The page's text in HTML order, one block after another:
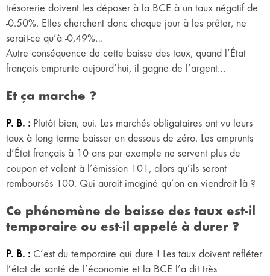
trésorerie doivent les déposer à la BCE à un taux négatif de
-0.50%. Elles cherchent donc chaque jour à les prêter, ne
serait-ce qu’à -0,49%…
Autre conséquence de cette baisse des taux, quand l’État
français emprunte aujourd’hui, il gagne de l’argent…
Et ça marche ?
P. B. : Plutôt bien, oui. Les marchés obligataires ont vu leurs
taux à long terme baisser en dessous de zéro. Les emprunts
d’État français à 10 ans par exemple ne servent plus de
coupon et valent à l’émission 101, alors qu’ils seront
remboursés 100. Qui aurait imaginé qu’on en viendrait là ?
Ce phénomène de baisse des taux est-il
temporaire ou est-il appelé à durer ?
P. B. : C’est du temporaire qui dure ! Les taux doivent refléter
l’état de santé de l’économie et la BCE l’a dit très